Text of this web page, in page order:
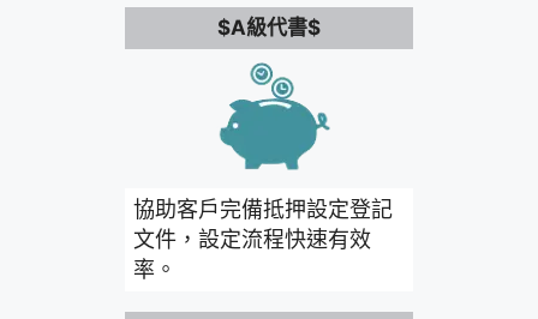
$A級代書$
協助客戶完備抵押設定登記
文件，設定流程快速有效
率。